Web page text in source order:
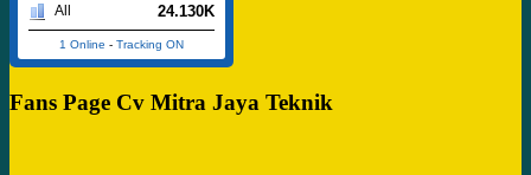
All 24.130K
1 Online - Tracking ON
Fans Page Cv Mitra Jaya Teknik